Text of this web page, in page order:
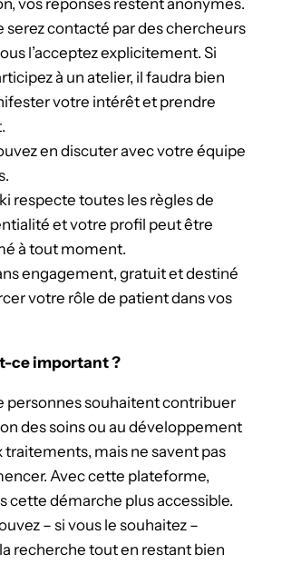
vos réponses restent anonymes.
serez contacté par des chercheurs
l’acceptez explicitement. Si
à un atelier, il faudra bien
votre intérêt et prendre
en discuter avec votre équipe
respecte toutes les règles de
et votre profil peut être
à tout moment.
engagement, gratuit et destiné
votre rôle de patient dans vos
ce important ?
personnes souhaitent contribuer
des soins ou au développement
traitements, mais ne savent pas
Avec cette plateforme,
cette démarche plus accessible.
– si vous le souhaitez –
recherche tout en restant bien